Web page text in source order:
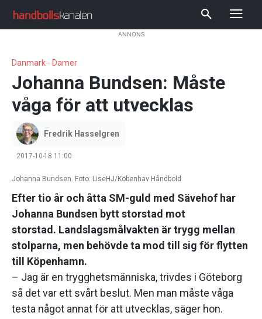
ANNONS
Danmark - Damer
Johanna Bundsen: Måste
våga för att utvecklas
Fredrik Hasselgren
2017-10-18 11:00
Johanna Bundsen. Foto: LiseHJ/Köbenhav Håndbold
Efter tio år och åtta SM-guld med Sävehof har
Johanna Bundsen bytt storstad mot
storstad. Landslagsmålvakten är trygg mellan
stolparna, men behövde ta mod till sig för flytten
till Köpenhamn.
– Jag är en trygghetsmänniska, trivdes i Göteborg
så det var ett svårt beslut. Men man måste våga
testa något annat för att utvecklas, säger hon.